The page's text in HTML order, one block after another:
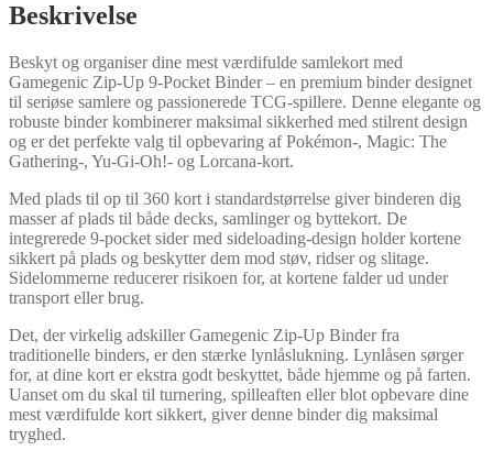
Beskrivelse
Beskyt og organiser dine mest værdifulde samlekort med
Gamegenic Zip-Up 9-Pocket Binder – en premium binder designet
til seriøse samlere og passionerede TCG-spillere. Denne elegante og
robuste binder kombinerer maksimal sikkerhed med stilrent design
og er det perfekte valg til opbevaring af Pokémon-, Magic: The
Gathering-, Yu-Gi-Oh!- og Lorcana-kort.
Med plads til op til 360 kort i standardstørrelse giver binderen dig
masser af plads til både decks, samlinger og byttekort. De
integrerede 9-pocket sider med sideloading-design holder kortene
sikkert på plads og beskytter dem mod støv, ridser og slitage.
Sidelommerne reducerer risikoen for, at kortene falder ud under
transport eller brug.
Det, der virkelig adskiller Gamegenic Zip-Up Binder fra
traditionelle binders, er den stærke lynlåslukning. Lynlåsen sørger
for, at dine kort er ekstra godt beskyttet, både hjemme og på farten.
Uanset om du skal til turnering, spilleaften eller blot opbevare dine
mest værdifulde kort sikkert, giver denne binder dig maksimal
tryghed.